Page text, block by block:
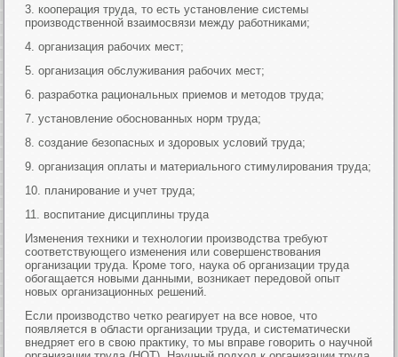
3. кооперация труда, то есть установление системы
производственной взаимосвязи между работниками;
4. организация рабочих мест;
5. организация обслуживания рабочих мест;
6. разработка рациональных приемов и методов труда;
7. установление обоснованных норм труда;
8. создание безопасных и здоровых условий труда;
9. организация оплаты и материального стимулирования труда;
10. планирование и учет труда;
11. воспитание дисциплины труда
Изменения техники и технологии производства требуют
соответствующего изменения или совершенствования
организации труда. Кроме того, наука об организации труда
обогащается новыми данными, возникает передовой опыт
новых организационных решений.
Если производство четко реагирует на все новое, что
появляется в области организации труда, и систематически
внедряет его в свою практику, то мы вправе говорить о научной